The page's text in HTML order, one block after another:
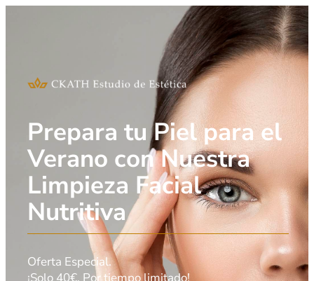
Prepara tu Piel para el
Verano con Nuestra
Limpieza Facial
Nutritiva
Oferta Especial.
¡Solo 40€. Por tiempo limitado!